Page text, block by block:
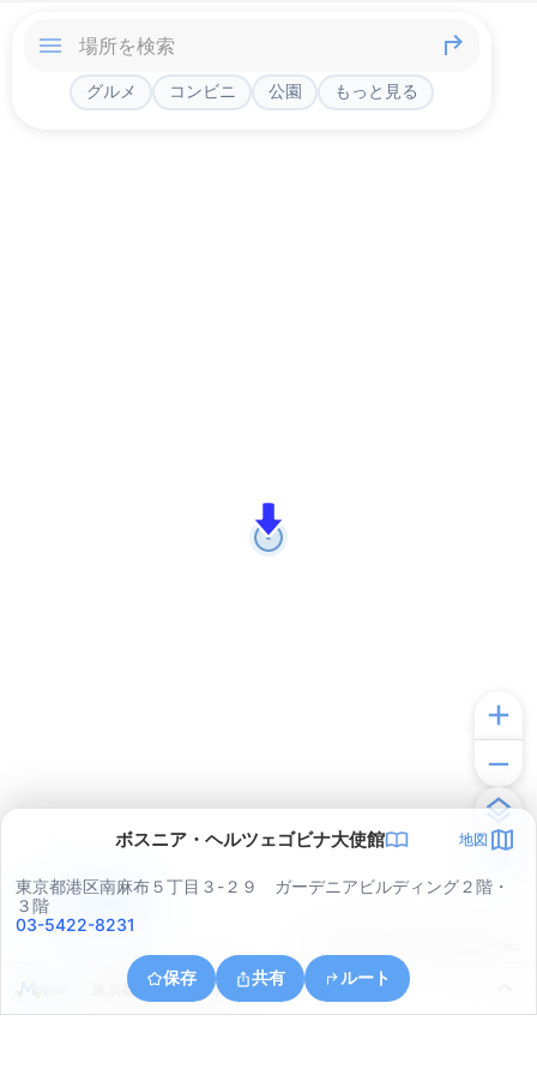
グルメ コンビニ 公園 もっと見る
ボスニア・ヘルツェゴビナ大使館 地図
東京都港区南麻布５丁目３-２９ ガーデニアビルディング２階・
３階
03-5422-8231
保存 共有 ルート
東京都渋谷区猿楽町２３
アプリで見る